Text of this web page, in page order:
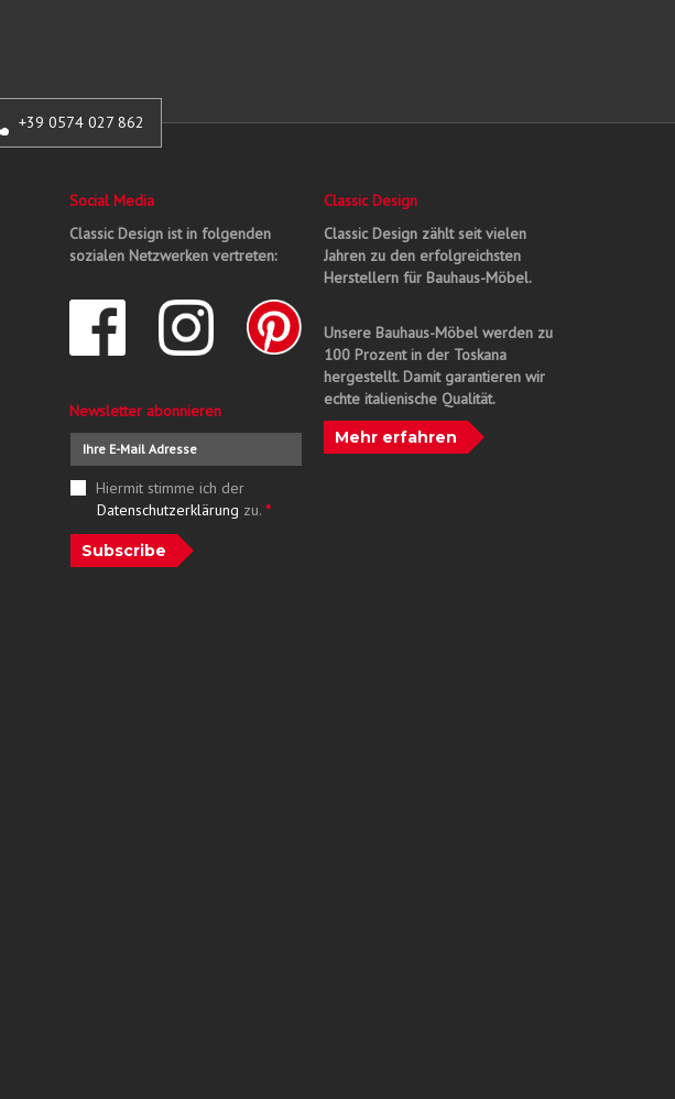
+39 0574 027 862
Social Media
Classic Design ist in folgenden
sozialen Netzwerken vertreten:
Newsletter abonnieren
Hiermit stimme ich der
Datenschutzerklärung zu. *
Subscribe
Classic Design
Classic Design zählt seit vielen
Jahren zu den erfolgreichsten
Herstellern für Bauhaus-Möbel.
Unsere Bauhaus-Möbel werden zu
100 Prozent in der Toskana
hergestellt. Damit garantieren wir
echte italienische Qualität.
Mehr erfahren